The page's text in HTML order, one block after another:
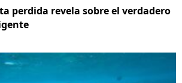
perdida revela sobre el verdadero